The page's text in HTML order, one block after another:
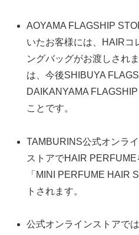
AOYAMA FLAGSHIP
いたお客様には、HAIRコ
ングバッグがお渡しされ
は、今後SHIBUYA
DAIKANYAMA
ことです。
TAMBURINS公式オンラ
ストアでHAIR PERFUME
「MINI PERFUME HAIR
トされます。
公式オンラインストアで